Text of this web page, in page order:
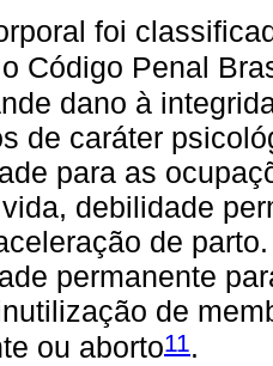
foi
Código Penal
dano à
de caráter
para as
debilidade
de
permanente
de
ou aborto11.